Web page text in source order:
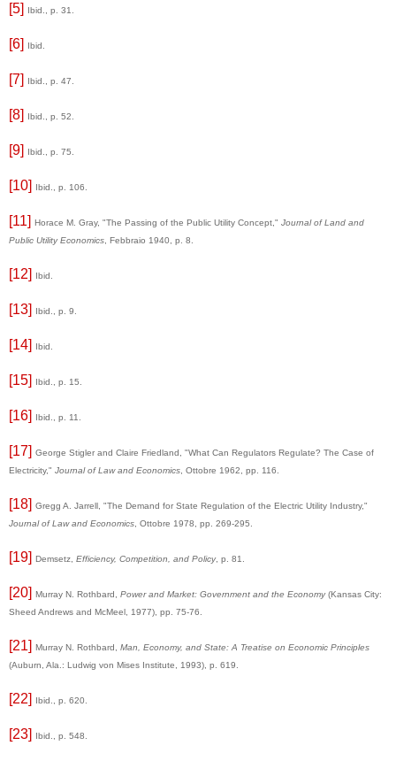
[5] Ibid., p. 31.
[6] Ibid.
[7] Ibid., p. 47.
[8] Ibid., p. 52.
[9] Ibid., p. 75.
[10] Ibid., p. 106.
[11] Horace M. Gray, "The Passing of the Public Utility Concept," Journal of Land and
Public Utility Economics, Febbraio 1940, p. 8.
[12] Ibid.
[13] Ibid., p. 9.
[14] Ibid.
[15] Ibid., p. 15.
[16] Ibid., p. 11.
[17] George Stigler and Claire Friedland, "What Can Regulators Regulate? The Case of
Electricity," Journal of Law and Economics, Ottobre 1962, pp. 116.
[18] Gregg A. Jarrell, "The Demand for State Regulation of the Electric Utility Industry,"
Journal of Law and Economics, Ottobre 1978, pp. 269-295.
[19] Demsetz, Efficiency, Competition, and Policy, p. 81.
[20] Murray N. Rothbard, Power and Market: Government and the Economy(Kansas City:
Sheed Andrews and McMeel, 1977), pp. 75-76.
[21] Murray N. Rothbard, Man, Economy, and State: A Treatise on Economic Principles
(Auburn, Ala.: Ludwig von Mises Institute, 1993), p. 619.
[22] Ibid., p. 620.
[23] Ibid., p. 548.